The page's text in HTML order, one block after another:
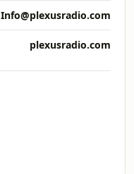
Info@plexusradio.com
plexusradio.com